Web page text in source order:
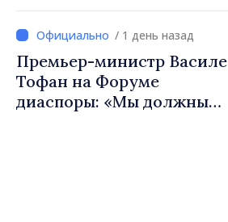
чтобы строить более
сильные сообщества»
/ 1 день назад
Премьер-министр Василе
Тофан на Форуме
диаспоры: «Мы должны